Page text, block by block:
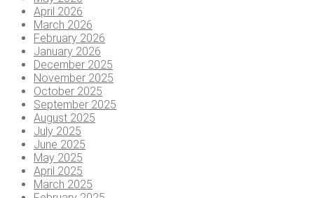
April 2026
March 2026
February 2026
January 2026
December 2025
November 2025
October 2025
September 2025
August 2025
July 2025
June 2025
May 2025
April 2025
March 2025